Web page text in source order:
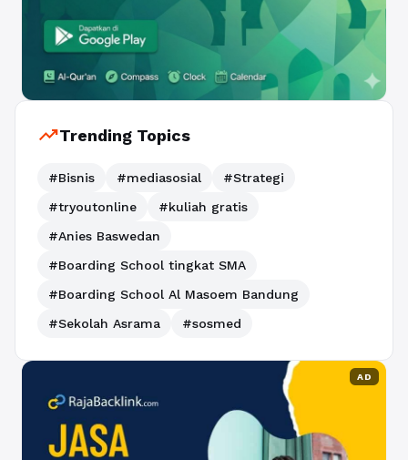
trending_upTrending Topics
#Bisnis #mediasosial
#Strategi
#tryoutonline
#kuliah gratis
#Anies Baswedan
#Boarding School tingkat SMA
#Boarding School Al Masoem Bandung
#Sekolah Asrama
#sosmed
AD